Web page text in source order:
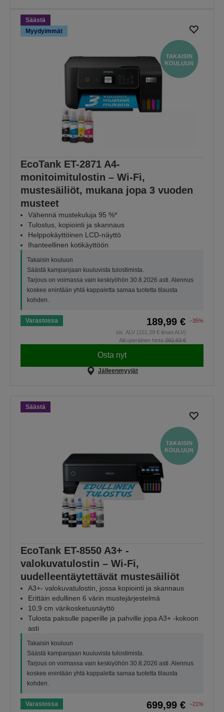
keskiyöhön 30.8.2026 asti.
TARJOUKSET
Säästä
Myydyimmät
EcoTank ET-2871 A4-
monitoimitulostin – Wi-Fi,
mustesäiliöt, mukana jopa 3 vuoden
musteet
Vähennä mustekuluja 95 %*
Tulostus, kopiointi ja skannaus
Helppokäyttöinen LCD-näyttö
Ihanteellinen kotikäyttöön
Takaisin kouluun
Säästä kampanjaan kuuluvista tulostimista.
Tarjous on voimassa vain keskiyöhön 30.8.2026 asti. Alennus
koskee enintään yhtä kappaletta samaa tuotetta tilausta
kohden.
Varastossa 189,99 €
−35%
sis. ALV (151,39 € ilman ALV)
Alkuperäinen hinta 292,83 €
Osta nyt
Jälleenmyyjät
Säästä
EcoTank ET-8550 A3+ -
valokuvatulostin – Wi-Fi,
uudelleentäytettävät mustesäiliöt
A3+- valokuvatulostin, jossa kopiointi ja skannaus
Erittäin edullinen 6 värin mustejärjestelmä
10,9 cm värikosketusnäyttö
Tulosta paksulle paperille ja pahville jopa A3+ -kokoon
asti
Takaisin kouluun
Säästä kampanjaan kuuluvista tulostimista.
Tarjous on voimassa vain keskiyöhön 30.8.2026 asti. Alennus
koskee enintään yhtä kappaletta samaa tuotetta tilausta
kohden.
Varastossa 699,99 € −21%